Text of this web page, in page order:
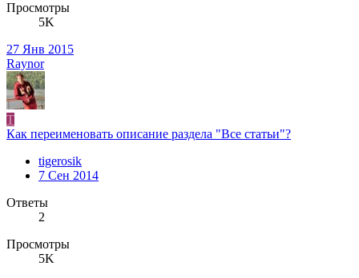
Просмотры
5K
27 Янв 2015
Raynor
T
Как переименовать описание раздела "Все статьи"?
tigerosik
7 Сен 2014
Ответы
2
Просмотры
5K